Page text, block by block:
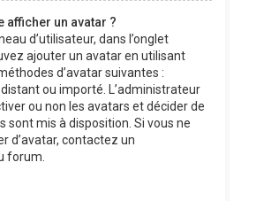
afficher un avatar ?
d’utilisateur, dans l’onglet
ajouter un avatar en utilisant
d’avatar suivantes :
ou importé. L’administrateur
ou non les avatars et décider de
sont mis à disposition. Si vous ne
d’avatar, contactez un
forum.